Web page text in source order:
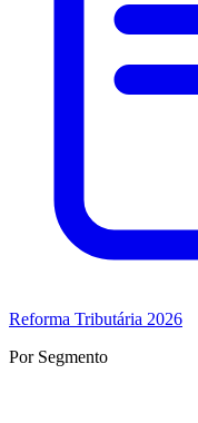
Reforma Tributária 2026
Por Segmento